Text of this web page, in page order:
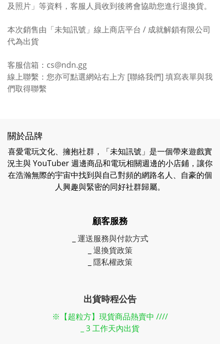
及照片」等資料，客服人員收到後將會協助您進行退換貨。
本次銷售由「未知訊號」線上商店平台 / 成就解鎖有限公司
代為出貨
客服信箱：cs@ndn.gg
線上聯繫：您亦可點選網站右上方 [聯絡我們] 填寫表單與我
們取得聯繫
關於品牌
喜愛電玩文化、擁抱社群，「未知訊號」是一個帶來遊戲實
況主與 YouTuber 週邊商品和電玩相關週邊的小店鋪，讓你
在浩瀚無際的宇宙中找到與自己對頻的網路名人、自豪的個
人興趣與緊密的同好社群歸屬。
顧客服務
運送服務與付款方式
退換貨政策
隱私權政策
出貨時程公告
※【超粒方】現貨商品熱賣中 ////
_ 3 工作天內出貨